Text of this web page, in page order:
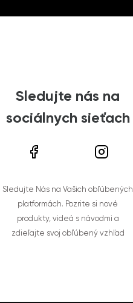
Sledujte nás na
sociálnych sieťach
Sledujte Nás na Vašich obľúbených
platformách. Pozrite si nové
produkty, videá s návodmi a
zdieľajte svoj obľúbený vzhľad